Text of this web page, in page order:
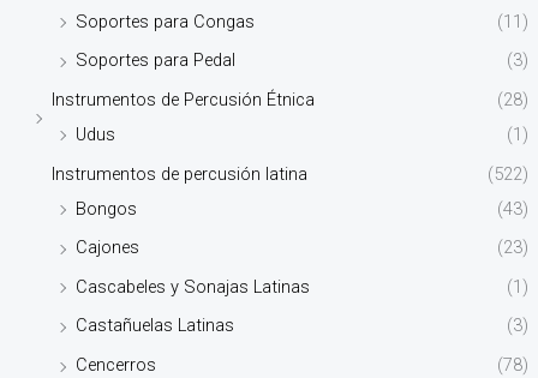
Soportes para Congas
(11)
Soportes para Pedal
(3)
Instrumentos de Percusión Étnica
(28)
Udus
(1)
Instrumentos de percusión latina
(522)
Bongos
(43)
Cajones
(23)
Cascabeles y Sonajas Latinas
(1)
Castañuelas Latinas
(3)
Cencerros
(78)